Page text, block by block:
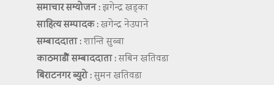
समाचार सम्योजन :झगेन्द्र खड्का
साहित्य सम्पादक :खगेन्द्र नेउपाने
सम्बाददाता :शान्ति सुब्बा
काठमाडौं सम्बाददाता :सबिन खतिवडा
बिराटनगर ब्युरो :सुमन खतिवडा